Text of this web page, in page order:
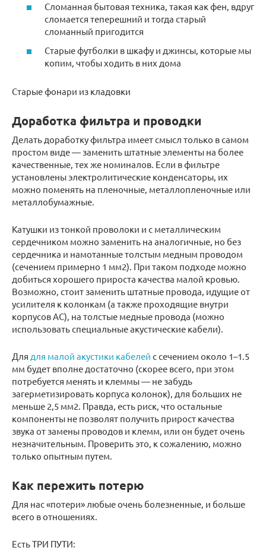
Сломанная бытовая техника, такая как фен, вдруг
сломается теперешний и тогда старый
сломанный пригодится
Старые футболки в шкафу и джинсы, которые мы
копим, чтобы ходить в них дома
Старые фонари из кладовки
Доработка фильтра и проводки
Делать доработку фильтра имеет смысл только в самом
простом виде — заменить штатные элементы на более
качественные, тех же номиналов. Если в фильтре
установлены электролитические конденсаторы, их
можно поменять на пленочные, металлопленочные или
металлобумажные.
Катушки из тонкой проволоки и с металлическим
сердечником можно заменить на аналогичные, но без
сердечника и намотанные толстым медным проводом
(сечением примерно 1 мм2). При таком подходе можно
добиться хорошего прироста качества малой кровью.
Возможно, стоит заменить штатные провода, идущие от
усилителя к колонкам (а также проходящие внутри
корпусов АС), на толстые медные провода (можно
использовать специальные акустические кабели).
Для для малой акустики кабелей с сечением около 1–1.5
мм будет вполне достаточно (скорее всего, при этом
потребуется менять и клеммы — не забудь
загерметизировать корпуса колонок), для больших не
меньше 2,5 мм2. Правда, есть риск, что остальные
компоненты не позволят получить прирост качества
звука от замены проводов и клемм, или он будет очень
незначительным. Проверить это, к сожалению, можно
только опытным путем.
Как пережить потерю
Для нас «потери» любые очень болезненные, и больше
всего в отношениях.
Есть ТРИ ПУТИ: